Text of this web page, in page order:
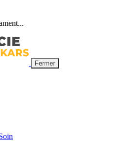
Fermer